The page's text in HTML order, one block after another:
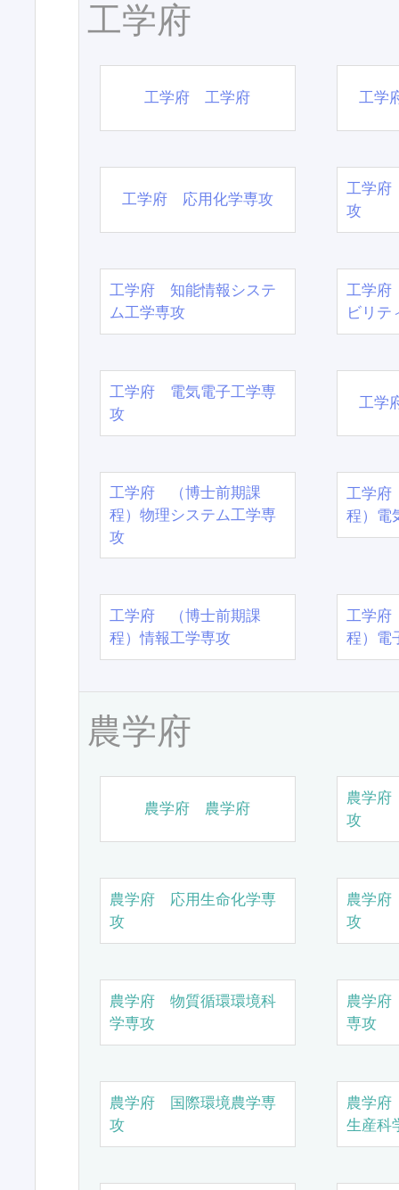
工学府
工学府 工学府 工学
工学府 応用化学専攻
工学府
攻
工学府 知能情報システ
ム工学専攻
工学府
ビリテ
工学府 電気電子工学専
攻
工学
工学府 （博士前期課
程）物理システム工学専
攻
工学
程）電
工学府 （博士前期課
程）情報工学専攻
工学
程）電
農学府
農学府 農学府
農学
攻
農学府 応用生命化学専
攻
農学
攻
農学府 物質循環環境科
学専攻
農学
専攻
農学府 国際環境農学専
攻
農学
生産科